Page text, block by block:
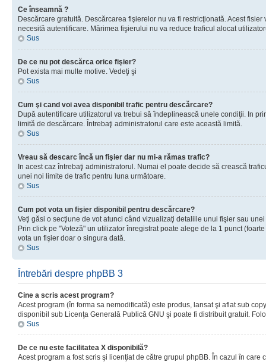
Ce înseamnă ?
Descărcare gratuită. Descărcarea fişierelor nu va fi restricţionată. Acest
necesită autentificare. Mărimea fişierului nu va reduce traficul alocat
Sus
De ce nu pot descărca orice fişier?
Pot exista mai multe motive. Vedeţi şi
Sus
Cum şi cand voi avea disponibil trafic pentru descărcare?
După autentificare utilizatorul va trebui să îndeplinească unele condiţii. In
limită de descărcare. Întrebaţi administratorul care este această limită.
Sus
Vreau să descarc încă un fişier dar nu mi-a rămas trafic?
In acest caz întrebaţi administratorul. Numai el poate decide să crească
unei noi limite de trafic pentru luna următoare.
Sus
Cum pot vota un fişier disponibil pentru descărcare?
Veţi găsi o secţiune de vot atunci când vizualizaţi detaliile unui fişier sau
Prin click pe "Voteză" un utilizator înregistrat poate alege de la 1 punct
vota un fişier doar o singura dată.
Sus
Întrebări despre phpBB 3
Cine a scris acest program?
Acest program (în forma sa nemodificată) este produs, lansat şi aflat sub
disponibil sub Licenţa Generală Publică GNU şi poate fi distribuit gratuit.
Sus
De ce nu este facilitatea X disponibilă?
Acest program a fost scris şi licenţiat de către grupul phpBB. În cazul în care